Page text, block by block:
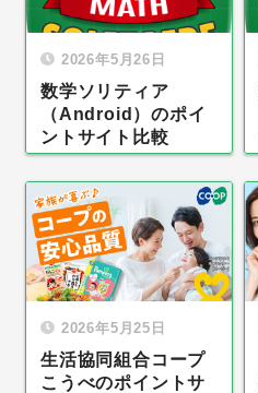
2026年5月26日
数学ソリティア
（Android）のポイ
ントサイト比較
2026年5月25日
生活協同組合コープ
こうべのポイントサ